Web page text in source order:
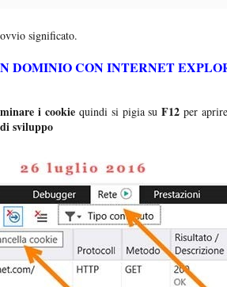
significato.
DOMINIO CON INTERNET
i cookie quindi si pigia suF12 per
sviluppo